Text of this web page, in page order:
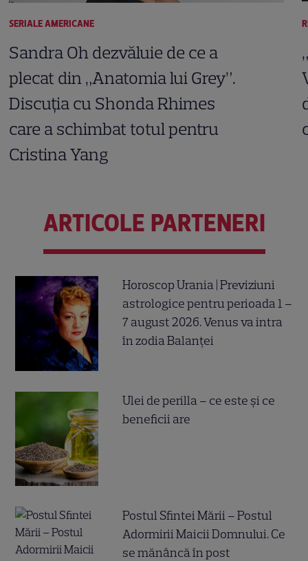
SERIALE AMERICANE
Sandra Oh dezvăluie de ce a
plecat din „Anatomia lui Grey”.
Discuția cu Shonda Rhimes
care a schimbat totul pentru
Cristina Yang
ARTICOLE PARTENERI
Horoscop Urania | Previziuni
astrologice pentru perioada 1 –
7 august 2026. Venus va intra
în zodia Balanței
Ulei de perilla – ce este și ce
beneficii are
Postul Sfintei Mării – Postul
Adormirii Maicii Domnului. Ce
se mănâncă în post